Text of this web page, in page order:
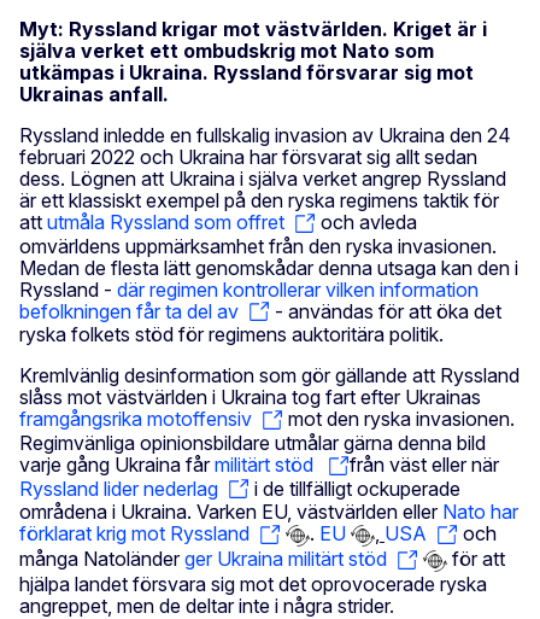
Myt: Ryssland krigar mot västvärlden. Kriget är i
själva verket ett ombudskrig mot Nato som
utkämpas i Ukraina. Ryssland försvarar sig mot
Ukrainas anfall.
Ryssland inledde en fullskalig invasion av Ukraina den 24
februari 2022 och Ukraina har försvarat sig allt sedan
dess. Lögnen att Ukraina i själva verket angrep Ryssland
är ett klassiskt exempel på den ryska regimens taktik för
att utmåla Ryssland som offret
och avleda
omvärldens uppmärksamhet från den ryska invasionen.
Medan de flesta lätt genomskådar denna utsaga kan den i
Ryssland - där regimen kontrollerar vilken information
befolkningen får ta del av
- användas för att öka det
ryska folkets stöd för regimens auktoritära politik.
Kremlvänlig desinformation som gör gällande att Ryssland
slåss mot västvärlden i Ukraina tog fart efter Ukrainas
framgångsrika motoffensiv
mot den ryska invasionen.
Regimvänliga opinionsbildare utmålar gärna denna bild
varje gång Ukraina fårmilitärt stöd
från väst eller när
Ryssland lider nederlag
i de tillfälligt ockuperade
områdena i Ukraina. Varken EU, västvärlden eller Nato har
förklarat krig mot Ryssland
. EU , USA
och
många Natoländerger Ukraina militärt stöd
för att
hjälpa landet försvara sig mot det oprovocerade ryska
angreppet, men de deltar inte i några strider.